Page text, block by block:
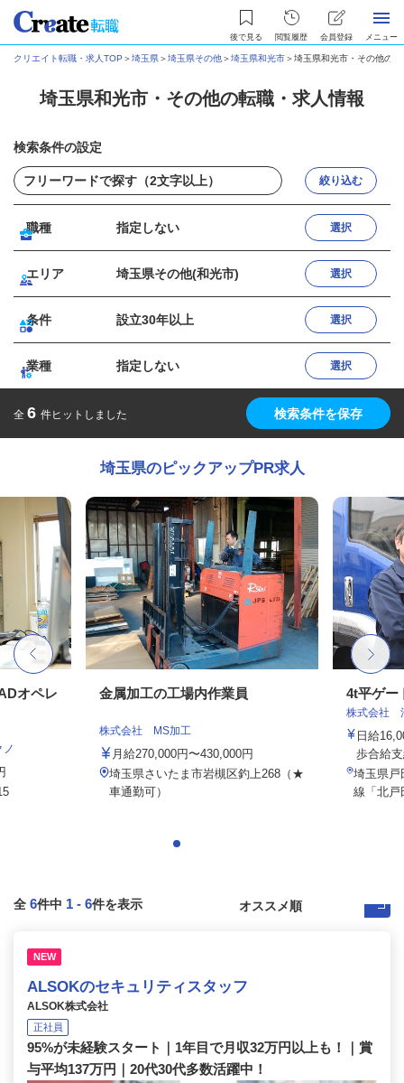
後で見る 閲覧履歴 会員登録 メニュー
クリエイト転職・求人TOP ＞埼玉県＞埼玉県その他＞埼玉県和光市＞埼玉県和光市・その他の
埼玉県和光市・その他の転職・求人情報
検索条件の設定
絞り込む
職種 指定しない 選択
エリア 埼玉県その他(和光市) 選択
条件 設立30年以上 選択
業種 指定しない 選択
全 6 件ヒットしました 検索条件を保存
埼玉県のピックアップPR求人
オペレ
ノ
金属加工の工場内作業員
株式会社 MS加工
月給270,000円〜430,000円
埼玉県さいたま市岩槻区釣上268（★
車通勤可）
4t平ゲー
株式会社
日給
歩合給
埼玉県戸
線「北戸
全 6件中 1 - 6件を表示
NEW
ALSOKのセキュリティスタッフ
ALSOK株式会社
正社員
95%が未経験スタート｜1年目で月収32万円以上も！｜賞
与平均137万円｜20代30代多数活躍中！